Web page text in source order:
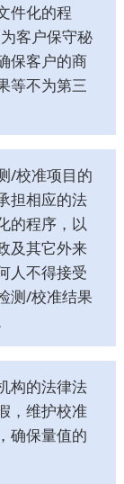
件化的程
客户保守秘
保客户的商
等不为第三
/校准项目的
担相应的法
的程序，以
及其它外来
人不得接受
测/校准结果
构的法律法
，维护校准
确保量值的